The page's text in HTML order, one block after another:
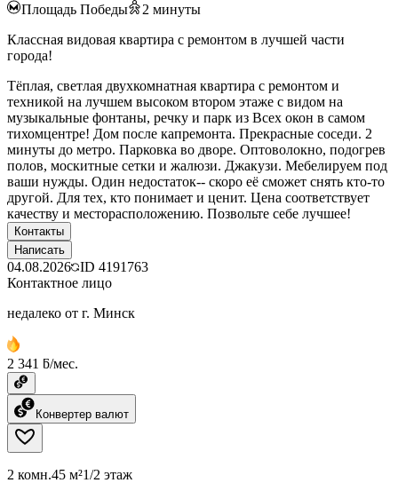
Площадь Победы 2 минуты
Классная видовая квартира с ремонтом в лучшей части
города!
Тёплая, светлая двухкомнатная квартира с ремонтом и
техникой на лучшем высоком втором этаже с видом на
музыкальные фонтаны, речку и парк из Всех окон в самом
тихомцентре! Дом после капремонта. Прекрасные соседи. 2
минуты до метро. Парковка во дворе. Оптоволокно, подогрев
полов, москитные сетки и жалюзи. Джакузи. Мебелируем под
ваши нужды. Один недостаток-- скоро её сможет снять кто-то
другой. Для тех, кто понимает и ценит. Цена соответствует
качеству и месторасположению. Позвольте себе лучшее!
Контакты
Написать
04.08.2026 ID 4191763
Контактное лицо
недалеко от г. Минск
2 341 ƃ/мес.
Конвертер валют
2 комн.45 м²1/2 этаж